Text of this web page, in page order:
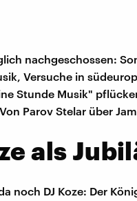
nachgeschossen:
Versuche in
Stunde Musik"
Parov Stelar über
als
noch DJ Koze: Der